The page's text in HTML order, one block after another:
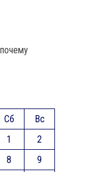
Сб
Вс
1
2
8
9